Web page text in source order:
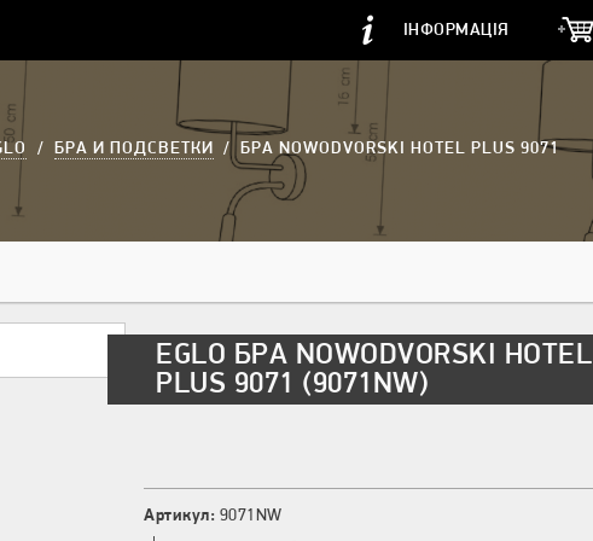
ІНФОРМАЦІЯ
/ БРА И ПОДСВЕТКИ / БРА NOWODVORSKI HOTEL PLUS 9071
EGLO БРА NOWODVORSKI HOTEL
PLUS 9071 (9071NW)
Артикул: 9071NW